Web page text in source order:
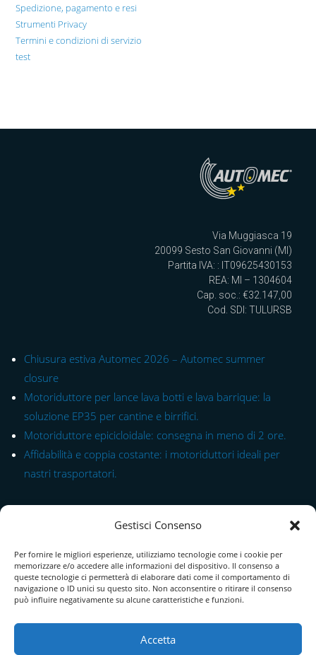
Gestisci Consenso
Per fornire le migliori esperienze, utilizziamo tecnologie come i cookie per
memorizzare e/o accedere alle informazioni del dispositivo. Il consenso a
queste tecnologie ci permetterà di elaborare dati come il comportamento di
navigazione o ID unici su questo sito. Non acconsentire o ritirare il consenso
può influire negativamente su alcune caratteristiche e funzioni.
Accetta
Spedizione, pagamento e resi
Strumenti Privacy
Termini e condizioni di servizio
test
Via Muggiasca 19
20099 Sesto San Giovanni (MI)
Partita IVA: : IT09625430153
REA: MI – 1304604
Cap. soc.: €32.147,00
Cod. SDI: TULURSB
Chiusura estiva Automec 2026 – Automec summer
closure
Motoriduttore per lance lava botti e lava barrique: la
soluzione EP35 per cantine e birrifici.
Motoriduttore epicicloidale: consegna in meno di 2 ore.
Affidabilità e coppia costante: i motoriduttori ideali per
nastri trasportatori.
Chi Siamo
Download Catalogo PDF